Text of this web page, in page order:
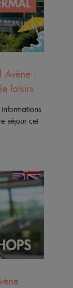
Avène :
loisirs
séjour cet